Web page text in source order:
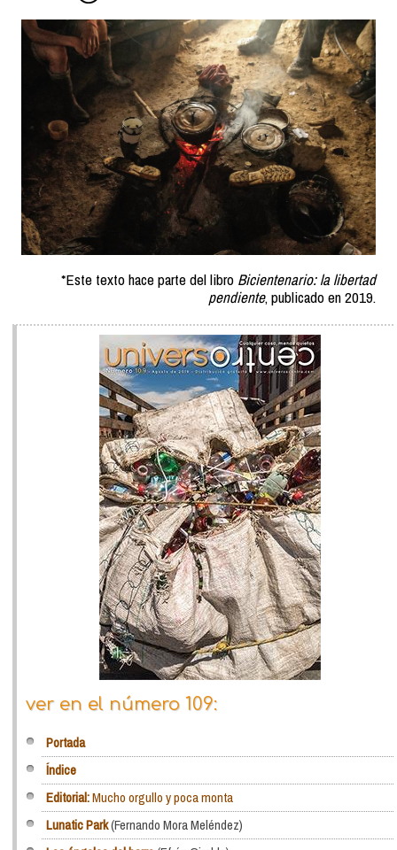
*Este texto hace parte del libro Bicientenario: la libertad
pendiente, publicado en 2019.
ver en el número 109:
Portada
Índice
Editorial:Mucho orgullo y poca monta
Lunatic Park(Fernando Mora Meléndez)